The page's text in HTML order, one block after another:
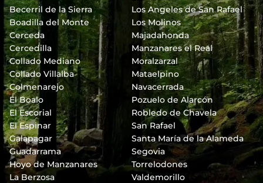
Becerril de la Sierra
Boadilla del Monte
Cerceda
Cercedilla
Collado Mediano
Collado Villalba
Colmenarejo
El Boalo
El Escorial
El Espinar
Galapagar
Guadarrama
Hoyo de Manzanares
La Berzosa
Los Angeles de San Rafael
Los Molinos
Majadahonda
Manzanares el Real
Moralzarzal
Mataelpino
Navacerrada
Pozuelo de Alarcón
Robledo de Chavela
San Rafael
Santa María de la Alameda
Segovia
Torrelodones
Valdemorillo